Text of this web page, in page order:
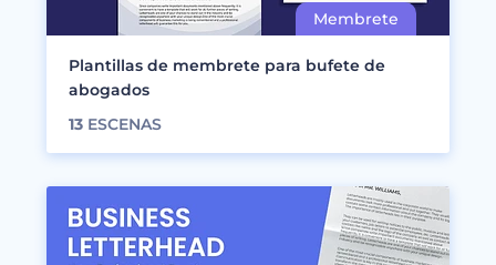
Plantillas de membrete para bufete de
abogados
13 ESCENAS